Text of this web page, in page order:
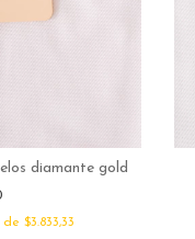
diamante gold
de$3.833,33